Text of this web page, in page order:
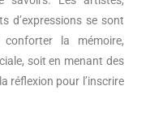
d’expressions se sont
la mémoire,
soit en menant des
réflexion pour l’inscrire